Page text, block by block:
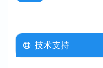
技术支持